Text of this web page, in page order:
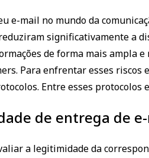
e-mail no mundo da
significativamente a
de forma mais ampla
Para enfrentar esses
Entre esses protocolos
de entrega de
a legitimidade da